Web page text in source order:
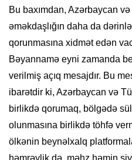
Bu baxımdan, Azərbaycan
əməkdaşlığın daha da
qorunmasına xidmət edən
Bəyannamə eyni zamanda
verilmiş açıq mesajdır. Bu
ibarətdir ki, Azərbaycan və
birlikdə qorumaq, bölgədə
olunmasına birlikdə töhfə
ölkənin beynəlxalq